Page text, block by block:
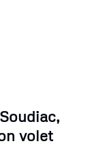
volet